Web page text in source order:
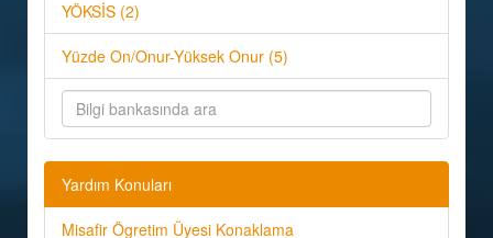
YÖKSİS (2)
Yüzde On/Onur-Yüksek Onur (5)
Yardım Konuları
Misafir Ögretim Üyesi Konaklama